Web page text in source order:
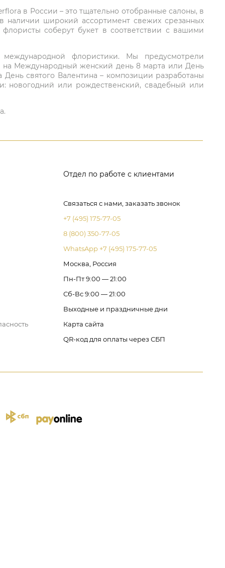
в России – это тщательно отобранные салоны, в
наличии широкий ассортимент свежих срезанных
соберут букет в соответствии с вашими
флористики. Мы предусмотрели
на Международный женский день 8 марта или День
святого Валентина – композиции разработаны
новогодний или рождественский, свадебный или
Отдел по работе с клиентами
Связаться с нами, заказать звонок
+7 (495) 175-77-05
8 (800) 350-77-05
WhatsApp +7 (495) 175-77-05
Москва, Россия
Пн-Пт 9:00 — 21:00
Сб-Вс 9:00 — 21:00
Выходные и праздничные дни
Карта сайта
QR-код для оплаты через СБП